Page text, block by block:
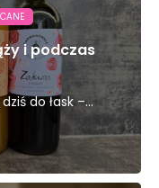
i podczas
do łask –...